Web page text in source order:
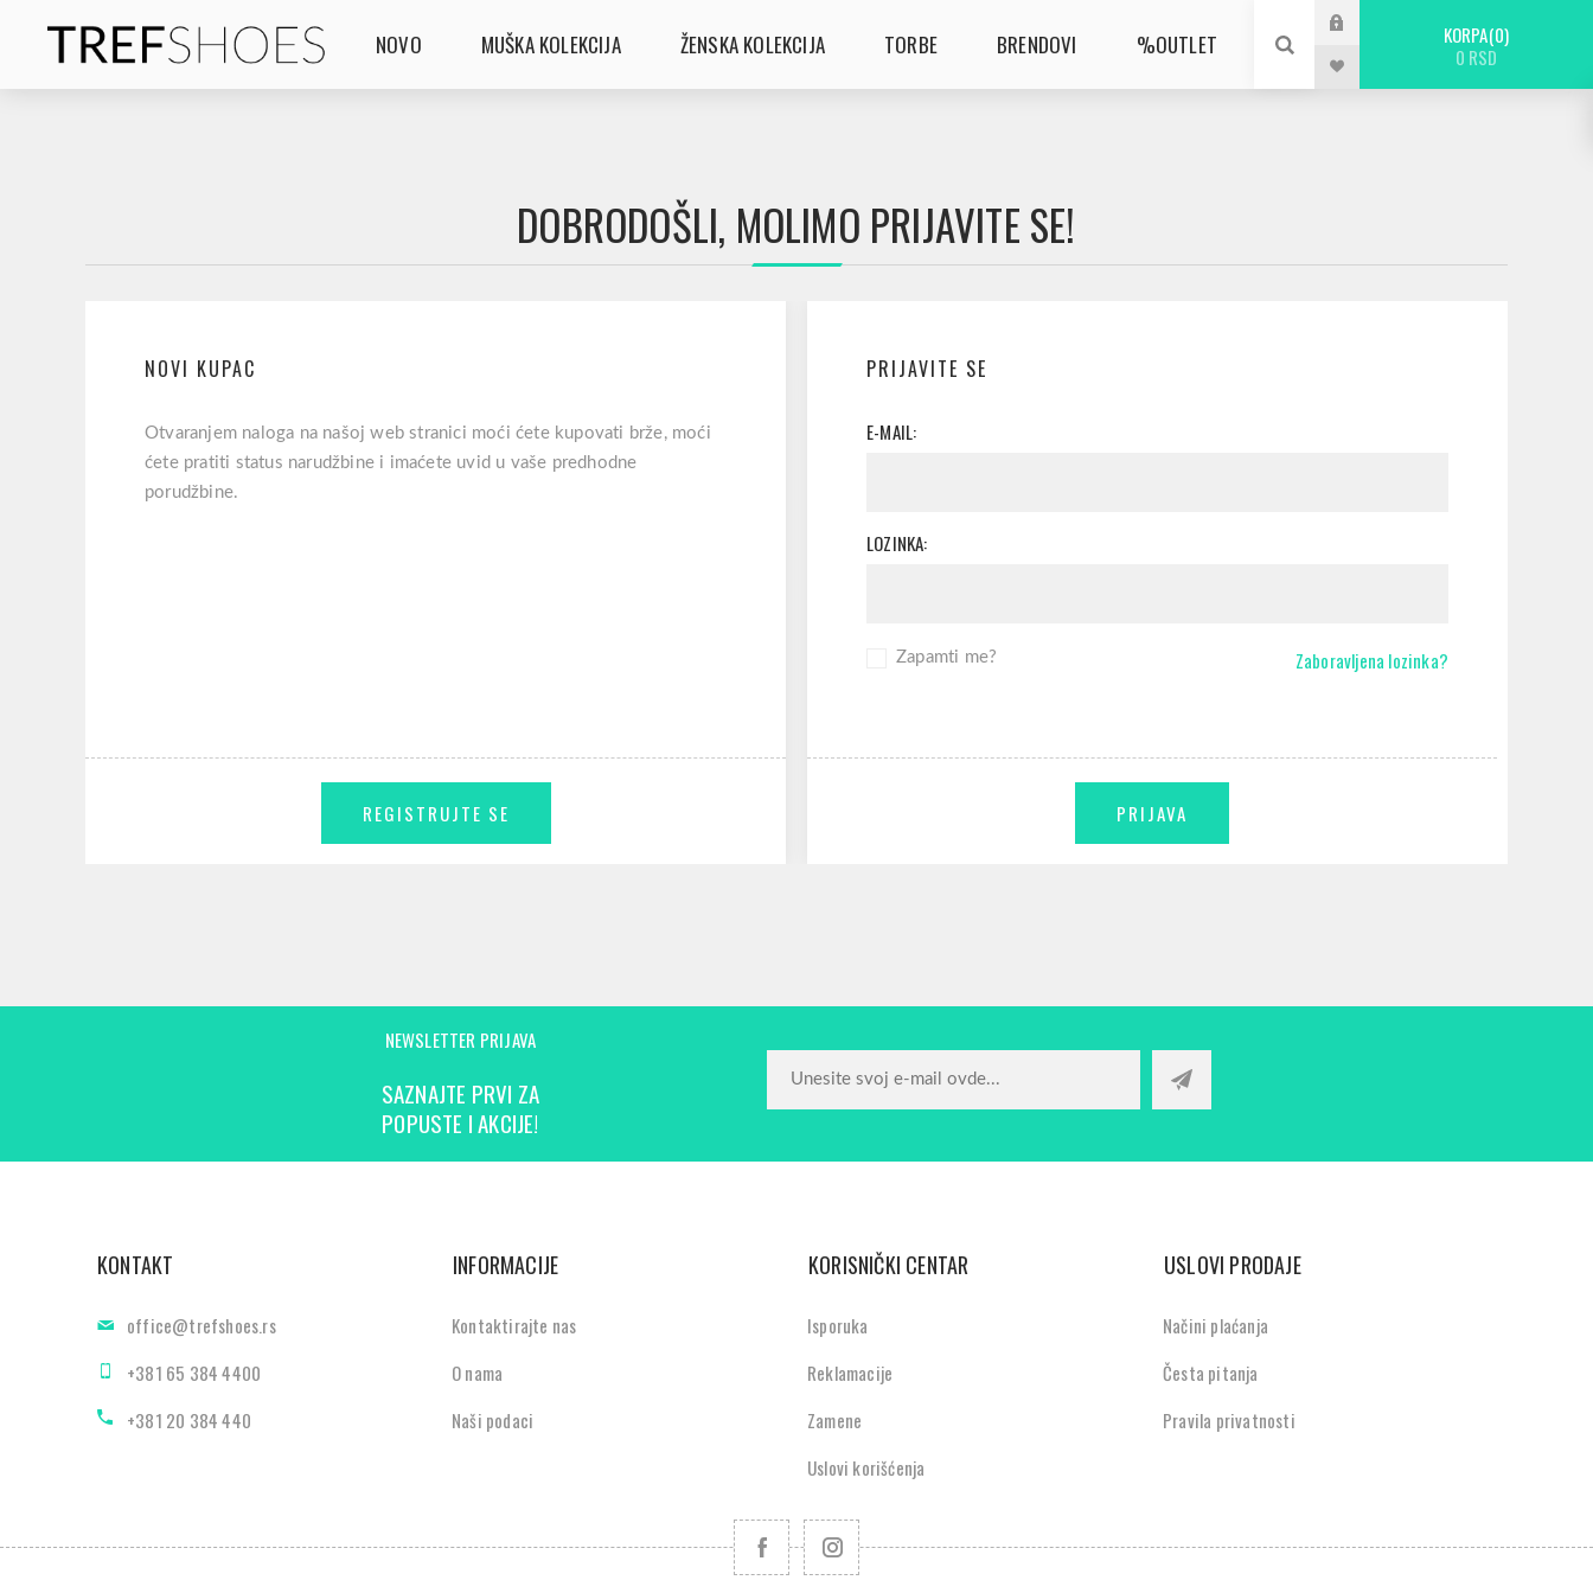
NOVO MUŠKA KOLEKCIJA ŽENSKA KOLEKCIJA TORBE BRENDOVI %OUTLET KORPA 0
0 RSD
DOBRODOŠLI, MOLIMO PRIJAVITE SE!
NOVI KUPAC
Otvaranjem naloga na našoj web stranici moći ćete kupovati brže, moći
ćete pratiti status narudžbine i imaćete uvid u vaše predhodne
porudžbine.
PRIJAVITE SE
E-MAIL:
LOZINKA:
Zapamti me? Zaboravljena lozinka?
NEWSLETTER PRIJAVA
SAZNAJTE PRVI ZA
POPUSTE I AKCIJE!
KONTAKT
office@trefshoes.rs
+381 65 384 4400
+381 20 384 440
INFORMACIJE
Kontaktirajte nas
O nama
Naši podaci
KORISNIČKI CENTAR
Isporuka
Reklamacije
Zamene
Uslovi korišćenja
USLOVI PRODAJE
Načini plaćanja
Česta pitanja
Pravila privatnosti